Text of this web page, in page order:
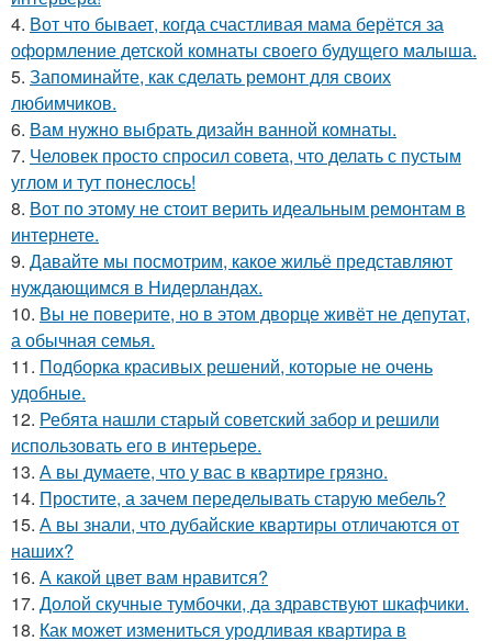
4. Вот что бывает, когда счастливая мама берётся за
оформление детской комнаты своего будущего малыша.
5. Запоминайте, как сделать ремонт для своих
любимчиков.
6. Вам нужно выбрать дизайн ванной комнаты.
7. Человек просто спросил совета, что делать с пустым
углом и тут понеслось!
8. Вот по этому не стоит верить идеальным ремонтам в
интернете.
9. Давайте мы посмотрим, какое жильё представляют
нуждающимся в Нидерландах.
10. Вы не поверите, но в этом дворце живёт не депутат,
а обычная семья.
11. Подборка красивых решений, которые не очень
удобные.
12. Ребята нашли старый советский забор и решили
использовать его в интерьере.
13. А вы думаете, что у вас в квартире грязно.
14. Простите, а зачем переделывать старую мебель?
15. А вы знали, что дубайские квартиры отличаются от
наших?
16. А какой цвет вам нравится?
17. Долой скучные тумбочки, да здравствуют шкафчики.
18. Как может измениться уродливая квартира в